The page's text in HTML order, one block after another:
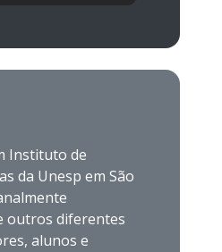
Instituto de
da Unesp em São
outros diferentes
alunos e